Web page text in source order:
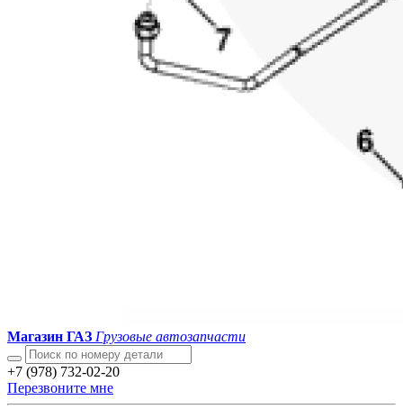
Магазин ГАЗ Грузовые автозапчасти
+7 (978) 732-02-20
Перезвоните мне